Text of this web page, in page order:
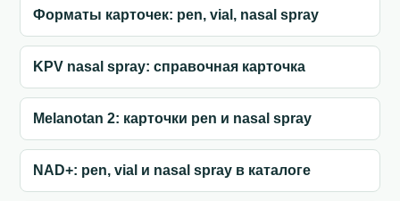
Форматы карточек: pen, vial, nasal spray
KPV nasal spray: справочная карточка
Melanotan 2: карточки pen и nasal spray
NAD+: pen, vial и nasal spray в каталоге